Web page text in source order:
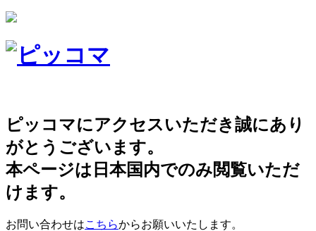
ピッコマにアクセスいただき誠にあり
がとうございます。
本ページは日本国内でのみ閲覧いただ
けます。
お問い合わせはこちらからお願いいたします。